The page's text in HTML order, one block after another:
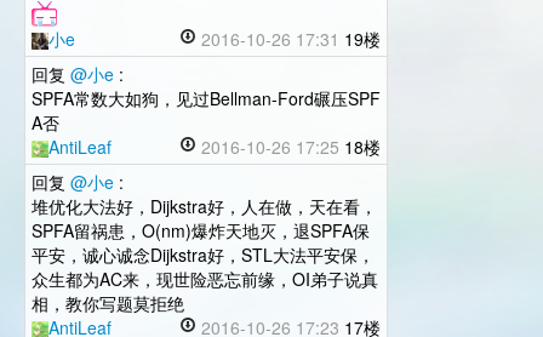
小e 2016-10-26 17:31 19楼
回复 @小e :
SPFA常数大如狗，见过Bellman-Ford碾压SPF
A否
AntiLeaf
2016-10-26 17:25 18楼
回复 @小e :
堆优化大法好，Dijkstra好，人在做，天在看，
SPFA留祸患，O(nm)爆炸天地灭，退SPFA保
平安，诚心诚念Dijkstra好，STL大法平安保，
众生都为AC来，现世险恶忘前缘，OI弟子说真
相，教你写题莫拒绝
AntiLeaf
2016-10-26 17:23 17楼